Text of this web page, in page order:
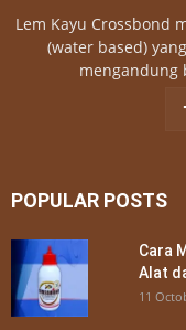
Lem Kayu Crossbond
(water based)
mengandung
POPULAR POSTS
Cara
Alat
11